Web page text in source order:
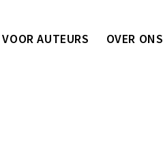
VOOR AUTEURS OVER ONS